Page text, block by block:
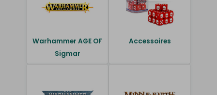
Warhammer AGE OF
Sigmar
Accessoires